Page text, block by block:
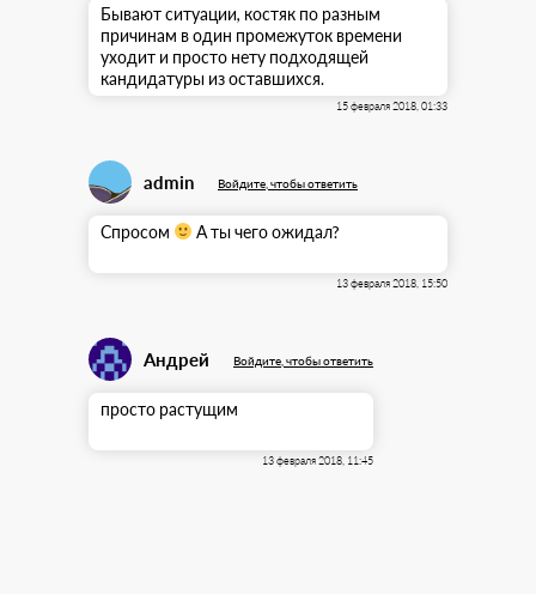
Бывают ситуации, костяк по разным
причинам в один промежуток времени
уходит и просто нету подходящей
кандидатуры из оставшихся.
15 февраля 2018, 01:33
admin Войдите, чтобы ответить
Спросом А ты чего ожидал?
13 февраля 2018, 15:50
Андрей Войдите, чтобы ответить
просто растущим
13 февраля 2018, 11:45